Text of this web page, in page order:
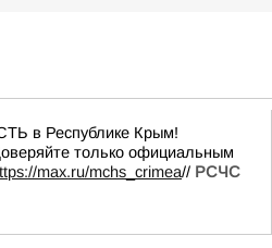
в Республике Крым!
только официальным
max.ru/mchs_crimea// РСЧС